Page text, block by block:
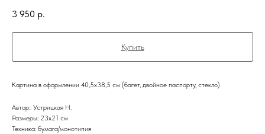
3 950 р.
Купить
Картина в оформлении 40,5х38,5 см (багет, двойное паспорту, стекло)
Автор:: Устрицкая Н.
Размеры: 23x21 см
Техника: бумага/монотипия